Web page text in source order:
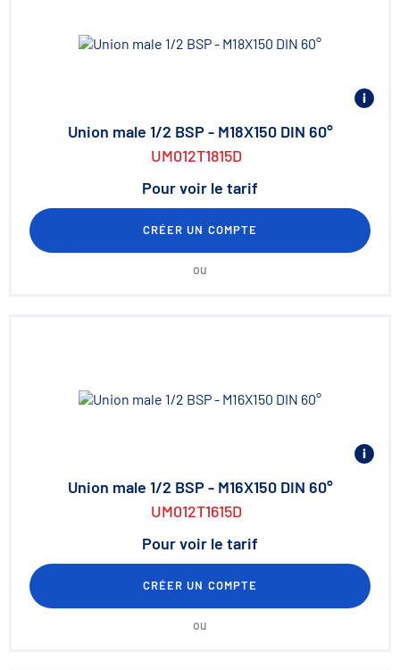
Union male 1/2 BSP - M18X150 DIN 60°
UM012T1815D
Pour voir le tarif
CRÉER UN COMPTE
ou
Union male 1/2 BSP - M16X150 DIN 60°
UM012T1615D
Pour voir le tarif
CRÉER UN COMPTE
ou